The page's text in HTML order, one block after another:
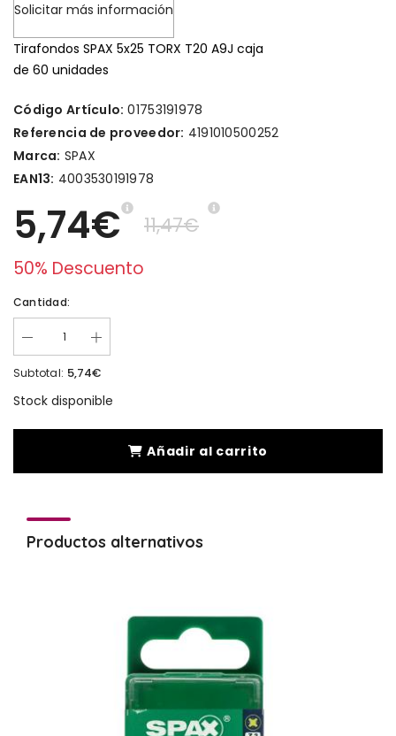
Tirafondos SPAX 5x25 TORX T20 A9J caja
de 60 unidades
Solicitar más información
Código Artículo: 01753191978
Referencia de proveedor: 4191010500252
Marca: SPAX
EAN13: 4003530191978
5,74€ 11,47€
50% Descuento
Cantidad:
Subtotal: 5,74€
Stock disponible
Añadir al carrito
Productos alternativos